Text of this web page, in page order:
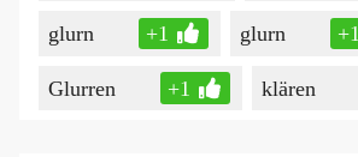
glurn +1 glurn +1
Glurren +1 klären